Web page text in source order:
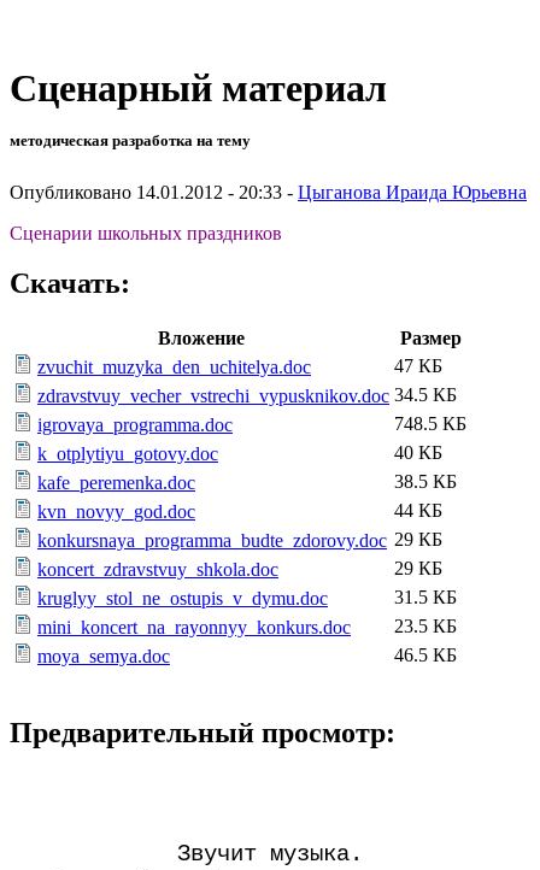
Сценарный материал
методическая разработка на тему
Опубликовано 14.01.2012 - 20:33 - Цыганова Ираида Юрьевна
Сценарии школьных праздников
Скачать:
Вложение
Размер
zvuchit_muzyka_den_uchitelya.doc
47 КБ
zdravstvuy_vecher_vstrechi_vypusknikov.doc 34.5 КБ
igrovaya_programma.doc
748.5 КБ
k_otplytiyu_gotovy.doc
40 КБ
kafe_peremenka.doc
38.5 КБ
kvn_novyy_god.doc
44 КБ
konkursnaya_programma_budte_zdorovy.doc 29 КБ
koncert_zdravstvuy_shkola.doc
29 КБ
kruglyy_stol_ne_ostupis_v_dymu.doc
31.5 КБ
mini_koncert_na_rayonnyy_konkurs.doc
23.5 КБ
moya_semya.doc
46.5 КБ
Предварительный просмотр:
Звучит музыка.